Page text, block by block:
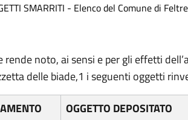
SMARRITI - Elenco del Comune di Feltre
rende noto, ai sensi e per gli effetti
delle biade,1 i seguenti oggetti
OGGETTO DEPOSITATO